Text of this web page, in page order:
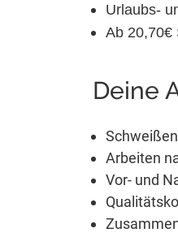
Urlaubs-
Ab 20,70€
Deine
Arbeiten
Vor- und